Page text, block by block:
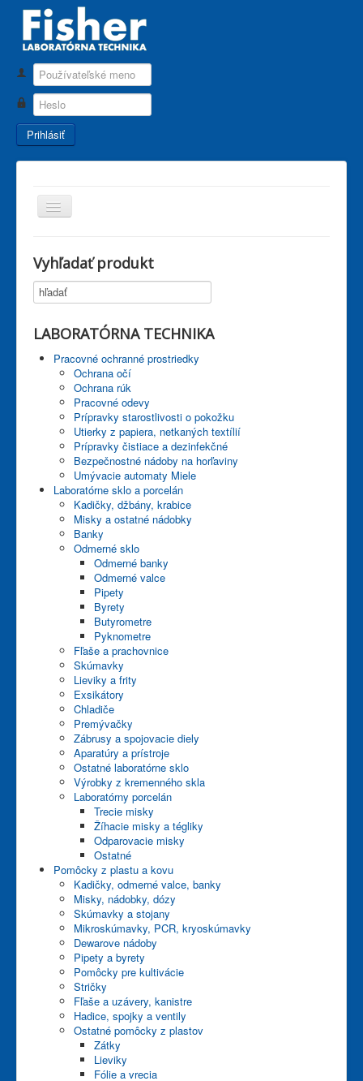
Používateľské
meno
Heslo
Prihlásiť
TPL_PROTOSTAR_TOGGLE_MENU
Aktuality
Akcie
Katalógy
Laborátorné noviny
Servis a služby
Partneri
Obchodné podmienky
Kontakty
E-shop
Vyhľadať produkt
LABORATÓRNA TECHNIKA
Pracovné ochranné prostriedky
Ochrana očí
Ochrana rúk
Pracovné odevy
Prípravky starostlivosti o pokožku
Utierky z papiera, netkaných textílií
Prípravky čistiace a dezinfekčné
Bezpečnostné nádoby na horľaviny
Umývacie automaty Miele
Laboratórne sklo a porcelán
Kadičky, džbány, krabice
Misky a ostatné nádobky
Banky
Odmerné sklo
Odmerné banky
Odmerné valce
Pipety
Byrety
Butyrometre
Pyknometre
Fľaše a prachovnice
Skúmavky
Lieviky a frity
Exsikátory
Chladiče
Premývačky
Zábrusy a spojovacie diely
Aparatúry a prístroje
Ostatné laboratórne sklo
Výrobky z kremenného skla
Laboratórny porcelán
Trecie misky
Žíhacie misky a tégliky
Odparovacie misky
Ostatné
Pomôcky z plastu a kovu
Kadičky, odmerné valce, banky
Misky, nádobky, dózy
Skúmavky a stojany
Mikroskúmavky, PCR, kryoskúmavky
Dewarove nádoby
Pipety a byrety
Pomôcky pre kultivácie
Stričky
Fľaše a uzávery, kanistre
Hadice, spojky a ventily
Ostatné pomôcky z plastov
Zátky
Lieviky
Fólie a vrecia